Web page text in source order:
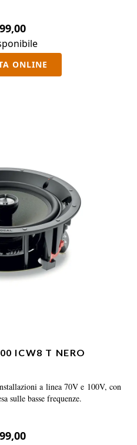
ONLINE
ICW8 T NERO
a linea 70V e 100V, con
sulle basse frequenze.